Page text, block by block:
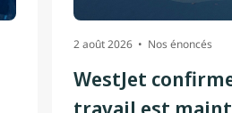
2 août 2026 Nos énoncés
WestJet
travail est